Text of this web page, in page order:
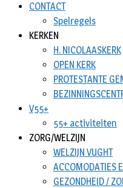
CONTACT
Spelregels
KERKEN
H. NICOLAASKERK
OPEN KERK
PROTESTANTE
V55+
55+ activiteiten
ZORG/WELZIJN
WELZIJN VUGHT
ACCOMODATIES
GEZONDHEID /